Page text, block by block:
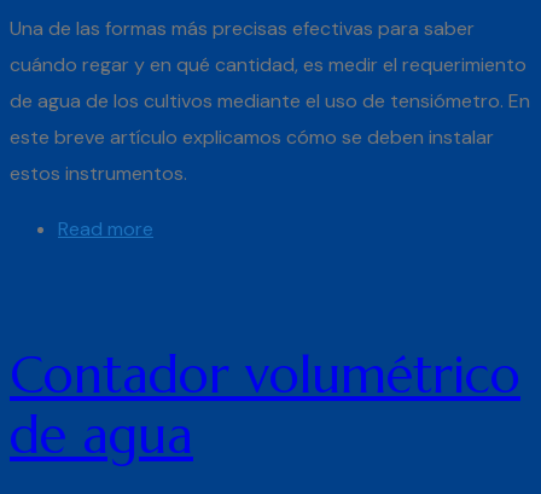
Una de las formas más precisas efectivas para saber
cuándo regar y en qué cantidad, es medir el requerimiento
de agua de los cultivos mediante el uso de tensiómetro. En
este breve artículo explicamos cómo se deben instalar
estos instrumentos.
Read more
Contador volumétrico
de agua